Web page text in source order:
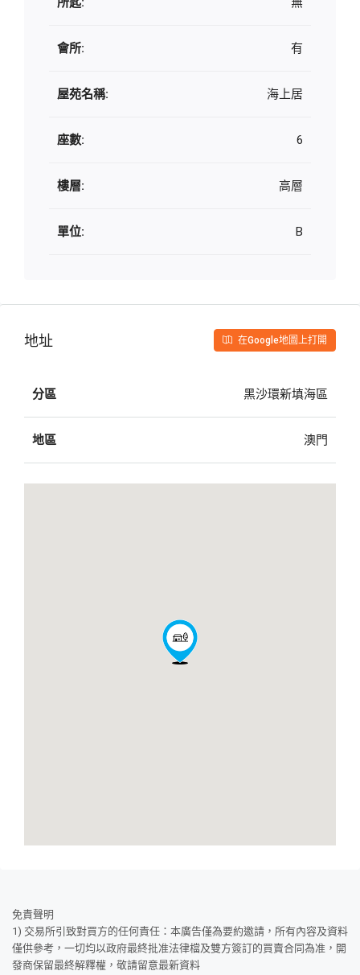
會所: 有
屋苑名稱: 海上居
座數: 6
樓層: 高層
單位: B
地址 在Google地圖上打開
分區 黑沙環新填海區
地區 澳門
免責聲明
1) 交易所引致對買方的任何責任：本廣告僅為要約邀請，所有內容及資料
僅供參考，一切均以政府最終批准法律檔及雙方簽訂的買賣合同為准，開
發商保留最終解釋權，敬請留意最新資料